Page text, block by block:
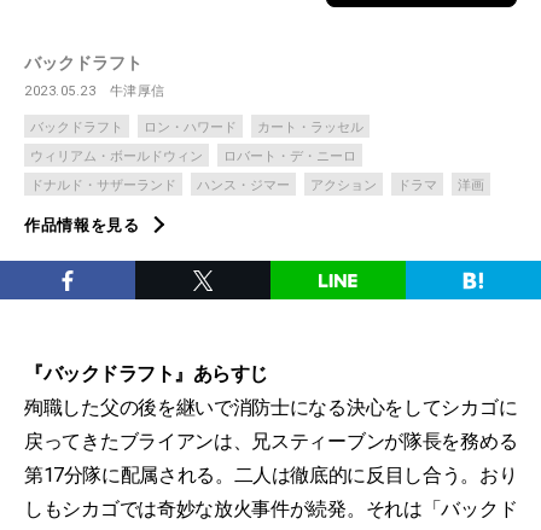
バックドラフト
2023.05.23 牛津厚信
バックドラフト ロン・ハワード
カート・ラッセル
ウィリアム・ボールドウィン
ロバート・デ・ニーロ
ドナルド・サザーランド
ハンス・ジマー アクション ドラマ 洋画
作品情報を見る
『バックドラフト』あらすじ
殉職した父の後を継いで消防士になる決心をしてシカゴに
戻ってきたブライアンは、兄スティーブンが隊長を務める
第17分隊に配属される。二人は徹底的に反目し合う。おり
しもシカゴでは奇妙な放火事件が続発。それは「バックド